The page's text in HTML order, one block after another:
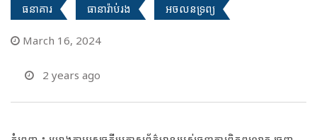
ធនាគារ ធានារ៉ាប់រង អចលនទ្រព្យ
March 16, 2024
2 years ago